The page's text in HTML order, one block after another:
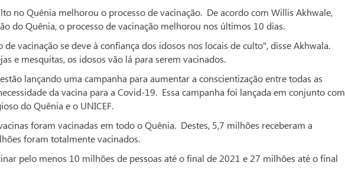
no Quênia melhorou o processo de vacinação. De acordo com Willis Akhwale,
do Quênia, o processo de vacinação melhorou nos últimos 10 dias.
de vacinação se deve à confiança dos idosos nos locais de culto", disse Akhwala.
e mesquitas, os idosos vão lá para serem vacinados.
lançando uma campanha para aumentar a conscientização entre todas as
da vacina para a Covid-19. Essa campanha foi lançada em conjunto com
do Quênia e o UNICEF.
foram vacinadas em todo o Quênia. Destes, 5,7 milhões receberam a
foram totalmente vacinados.
pelo menos 10 milhões de pessoas até o final de 2021 e 27 milhões até o final